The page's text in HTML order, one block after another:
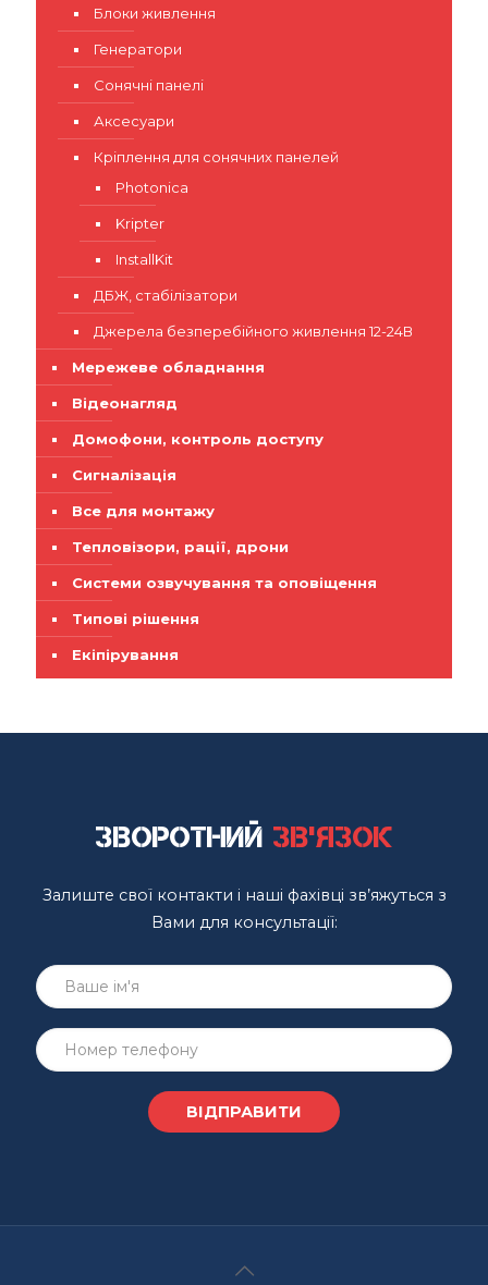
Блоки живлення
Генератори
Сонячні панелі
Аксесуари
Кріплення для сонячних панелей
Photonica
Kripter
InstallKit
ДБЖ, стабілізатори
Джерела безперебійного живлення 12-24В
Мережеве обладнання
Відеонагляд
Домофони, контроль доступу
Сигналізація
Все для монтажу
Тепловізори, рації, дрони
Системи озвучування та оповіщення
Типові рішення
Екіпірування
Зворотний зв'язок
Залиште свої контакти і наші фахівці зв’яжуться з
Вами для консультації: